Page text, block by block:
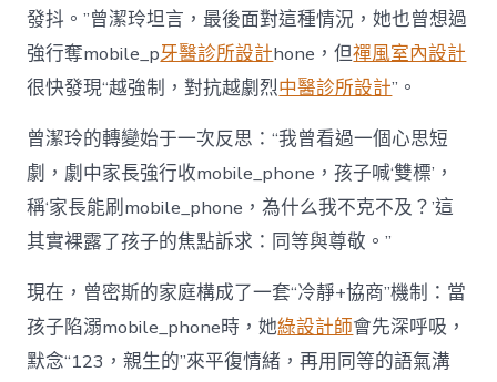
發抖。”曾潔玲坦言，最後面對這種情況，她也曾想過
強行奪mobile_p牙醫診所設計hone，但禪風室內設計
很快發現“越強制，對抗越劇烈中醫診所設計”。
曾潔玲的轉變始于一次反思：“我曾看過一個心思短
劇，劇中家長強行收mobile_phone，孩子喊‘雙標’，
稱‘家長能刷mobile_phone，為什么我不克不及？’這
其實裸露了孩子的焦點訴求：同等與尊敬。”
現在，曾密斯的家庭構成了一套“冷靜+協商”機制：當
孩子陷溺mobile_phone時，她綠設計師會先深呼吸，
默念“123，親生的”來平復情緒，再用同等的語氣溝